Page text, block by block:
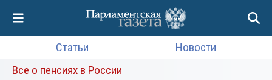
Статьи
Новости
Все о пенсиях в России